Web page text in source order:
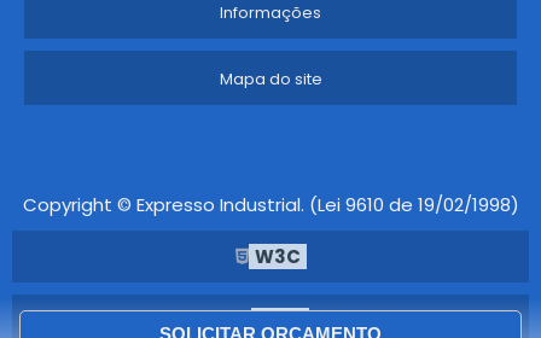
SOLICITAR ORÇAMENTO
Informações
Mapa do site
Copyright © Expresso Industrial. (Lei 9610 de 19/02/1998)
W3C
W3C